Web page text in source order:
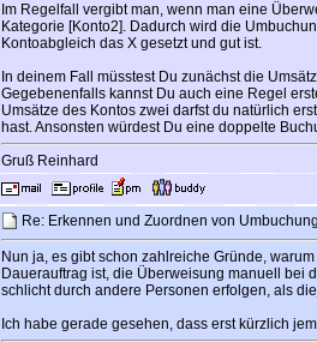
Im Regelfall vergibt man, wenn man eine
Kategorie [Konto2]. Dadurch wird die
Kontoabgleich das X gesetzt und gut ist.
In deinem Fall müsstest Du zunächst die
Gegebenenfalls kannst Du auch eine Regel
Umsätze des Kontos zwei darfst du natürlich
hast. Ansonsten würdest Du eine doppelte
Gruß Reinhard
Re: Erkennen und Zuordnen von
Nun ja, es gibt schon zahlreiche Gründe,
Dauerauftrag ist, die Überweisung manuell bei
schlicht durch andere Personen erfolgen, als
Ich habe gerade gesehen, dass erst kürzlich